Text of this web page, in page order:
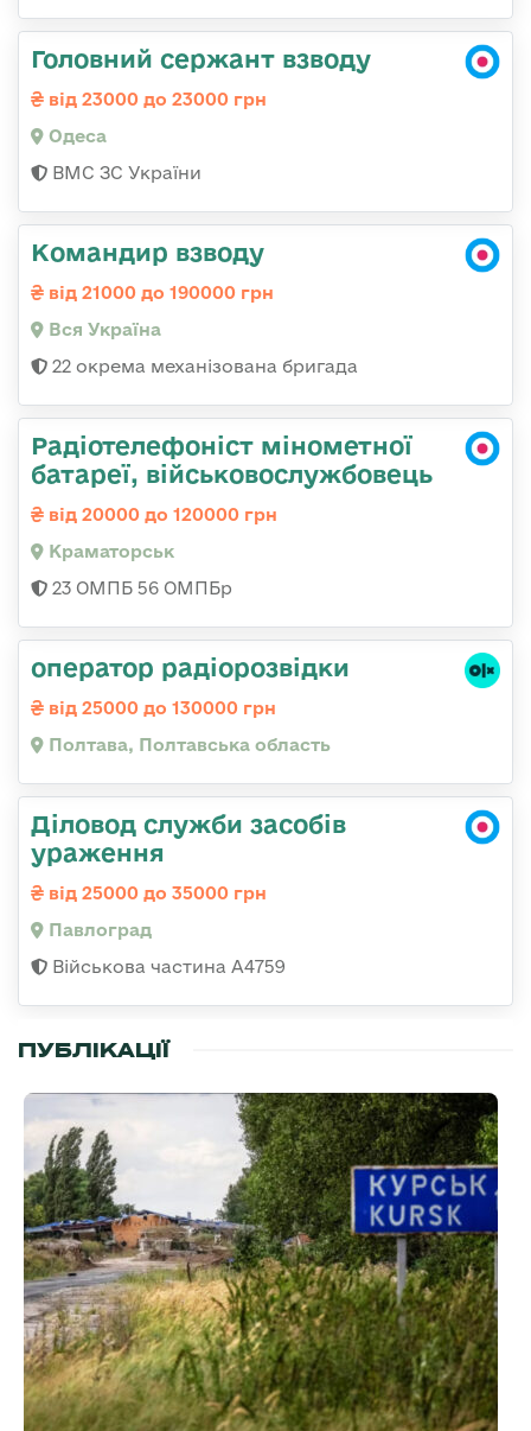
Головний сержант взводу
від 23000 до 23000 грн
Одеса
ВМС ЗС України
Командир взводу
від 21000 до 190000 грн
Вся Україна
22 окрема механізована бригада
Радіотелефоніст мінометної
батареї, військовослужбовець
від 20000 до 120000 грн
Краматорськ
23 ОМПБ 56 ОМПБр
оператор радіорозвідки
від 25000 до 130000 грн
Полтава, Полтавська область
Діловод служби засобів
ураження
від 25000 до 35000 грн
Павлоград
Військова частина А4759
ПУБЛІКАЦІЇ